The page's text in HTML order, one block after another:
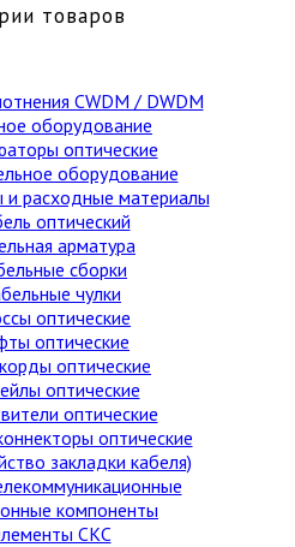
товаров
CWDM / DWDM
оборудование
оптические
оборудование
и расходные материалы
оптический
арматура
сборки
чулки
оптические
оптические
оптические
оптические
оптические
оптические
закладки кабеля)
компоненты
СКС